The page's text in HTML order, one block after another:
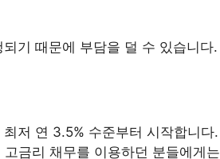
기 때문에 부담을 덜 수 있습니다.
저 연 3.5% 수준부터 시작합니다.
금리 채무를 이용하던 분들에게는